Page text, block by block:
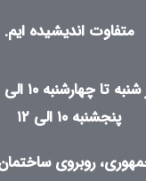
متفاوت اندیشیده ایم.
شنبه تا چهارشنبه ۱۰ الی ۱۸
پنجشنبه ۱۰ الی ۱۲
روبروی ساختمان